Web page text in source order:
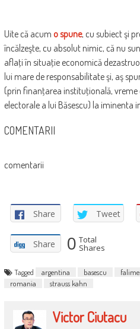
Uite că acum o spune, cu subiect şi
încălzeşte, cu absolut nimic, că nu
aflaţi în situaţie economică
lui mare de responsabilitate şi, aş
(prin finanţarea instituţională, vreme
electorale a lui Băsescu) la iminenta
COMENTARII
comentarii
Share Tweet
Share 0 Total
Shares
Tagged argentina basescu
romania
strauss kahn
Victor Ciutacu